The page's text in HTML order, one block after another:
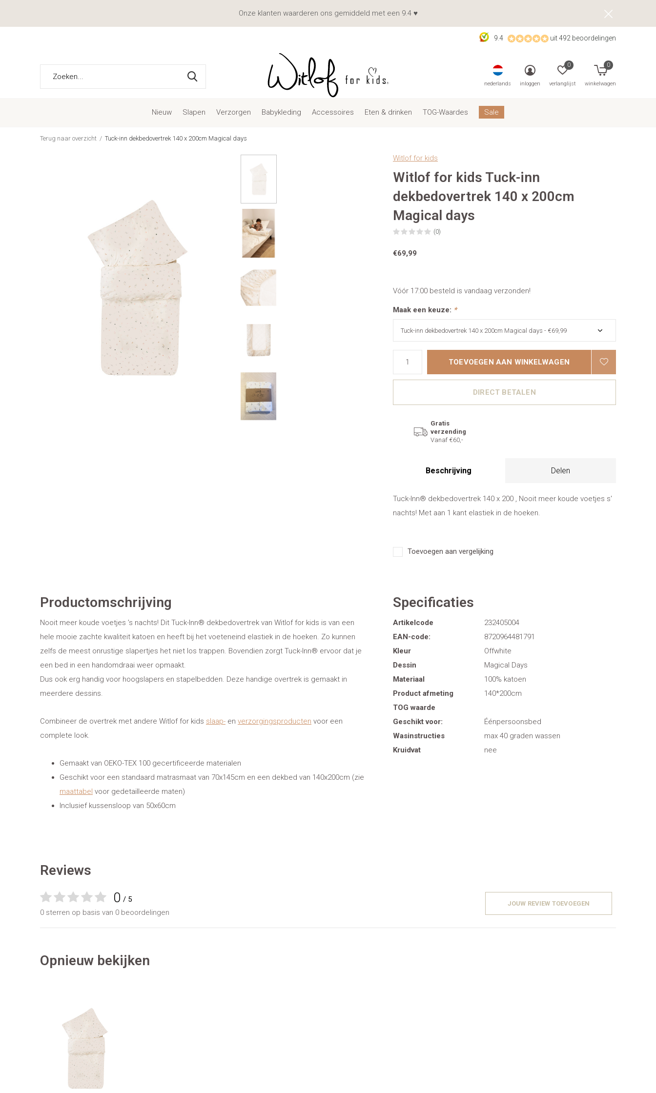
Nieuw Slapen Verzorgen Babykleding Accessoires Eten & drinken TOG-Waardes Sale
nederlands inloggen verlanglijst
0
winkelwagen
0
9.4 uit 492 beoordelingen
Onze klanten waarderen ons gemiddeld met een 9.4 ♥
Terug naar overzicht Tuck-inn dekbedovertrek 140 x 200cm Magical days
Witlof for kids
Witlof for kids Tuck-inn
dekbedovertrek 140 x 200cm
Magical days
(0)
€69,99
Vóór 17:00 besteld is vandaag verzonden!
Maak een keuze: *
TOEVOEGEN AAN WINKELWAGEN
DIRECT BETALEN
Gratis
verzending
Vanaf €60,-
Beschrijving Delen
Tuck-Inn® dekbedovertrek 140 x 200 , Nooit meer koude voetjes s'
nachts! Met aan 1 kant elastiek in de hoeken.
Toevoegen aan vergelijking
Productomschrijving
Nooit meer koude voetjes ’s nachts! Dit Tuck-Inn® dekbedovertrek van Witlof for kids is van een
hele mooie zachte kwaliteit katoen en heeft bij het voeteneind elastiek in de hoeken. Zo kunnen
zelfs de meest onrustige slapertjes het niet los trappen. Bovendien zorgt Tuck-Inn® ervoor dat je
een bed in een handomdraai weer opmaakt.
Dus ook erg handig voor hoogslapers en stapelbedden. Deze handige overtrek is gemaakt in
meerdere dessins.
Combineer de overtrek met andere Witlof for kids slaap- en verzorgingsproducten voor een
complete look.
Gemaakt van OEKO-TEX 100 gecertificeerde materialen
Geschikt voor een standaard matrasmaat van 70x145cm en een dekbed van 140x200cm (zie
maattabel voor gedetailleerde maten)
Inclusief kussensloop van 50x60cm
Specificaties
Artikelcode
232405004
EAN-code:
8720964481791
Kleur
Offwhite
Dessin
Magical Days
Materiaal
100% katoen
Product afmeting
140*200cm
TOG waarde
Geschikt voor:
Éénpersoonsbed
Wasinstructies
max 40 graden wassen
Kruidvat
nee
Reviews
0 / 5
0 sterren op basis van 0 beoordelingen
JOUW REVIEW TOEVOEGEN
Opnieuw bekijken